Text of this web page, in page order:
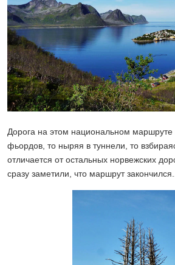
Дорога на этом национальном маршруте
фьордов, то ныряя в туннели, то
отличается от остальных норвежских
сразу заметили, что маршрут